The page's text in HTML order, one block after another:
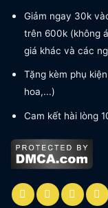
Giảm ngay 30k
trên 600k (không
giá khác và các
Tặng kèm phụ
hoa,...)
Cam kết hài lòng